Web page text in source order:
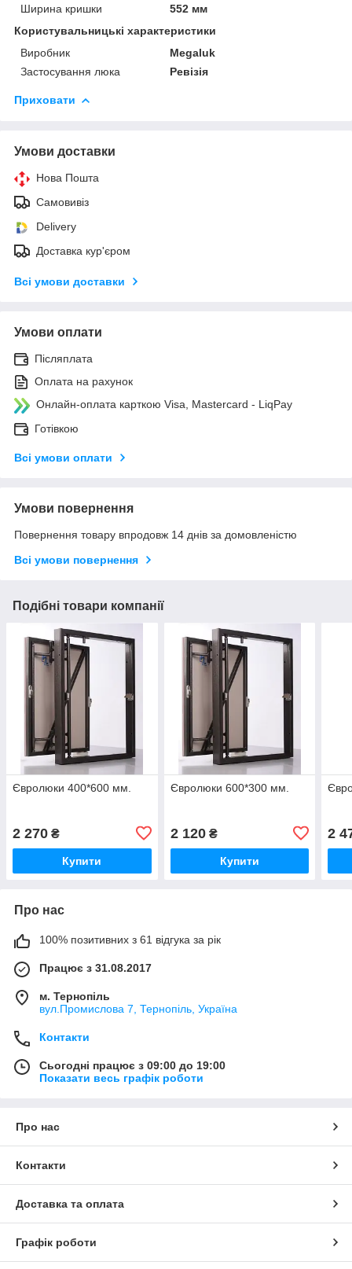
Ширина кришки
552 мм
Користувальницькі характеристики
Виробник
Megaluk
Застосування люка
Ревізія
Приховати
Умови доставки
Нова Пошта
Самовивіз
Delivery
Доставка кур'єром
Всі умови доставки
Умови оплати
Післяплата
Оплата на рахунок
Онлайн-оплата карткою Visa, Mastercard - LiqPay
Готівкою
Всі умови оплати
Умови повернення
Повернення товару впродовж 14 днів за домовленістю
Всі умови повернення
Подібні товари компанії
Євролюки 400*600 мм.
2 270 ₴
Купити
Євролюки 600*300 мм.
2 120₴
Купити
2
Про нас
100% позитивних з 61 відгука за рік
Працює з 31.08.2017
м. Тернопіль
вул.Промислова 7, Тернопіль, Україна
Контакти
Сьогодні працює з 09:00 до 19:00
Показати весь графік роботи
Про нас
Контакти
Доставка та оплата
Графік роботи